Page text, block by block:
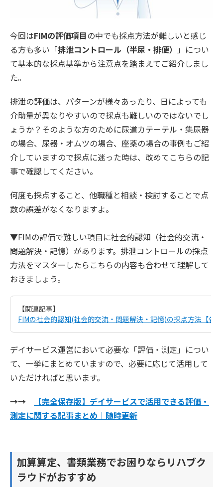
今回はFIMの評価項目の中でも採点方法が難しいと感じ
る方も多い「排泄コントロール（半尿・排便）
」につい
て基本的な採点基準から注意点を踏まえてご紹介しまし
た。
排泄の評価は、パターンが様々あったり、日によっても
介助量が異なりやすいので採点も難しいのではないでし
ょうか？そのような方のために尿道カテーテル・集尿器
の場合、尿器・オムツの場合、座薬の場合の事例もご紹
介していますので採点に迷った時は、改めてこちらの記
事で確認してください。
何度も採点すること、他職種と相談・検討することで点
数の誤差がなくなりますよ。
▼FIMの評価で難しい項目に社会的認知（社会的交流・
問題解決・記憶）があります。排泄コントロールの採点
方法をマスターしたらこちらの内容も合わせて理解して
おきましょう。
【関連記事】
FIMの社会的認知(社会的交流・問題解決・記憶)の採点方法【各
デイサービス運営において必要な「評価・測定」につい
て、一挙にまとめていますので、必要に応じて活用して
いただければと思います。
→→
【完全保存版】デイサービスで活用できる評価・
測定に関する記事まとめ｜随時更新
加算算定、書類業務でお困りならリハブク
ラウドがおすすめ